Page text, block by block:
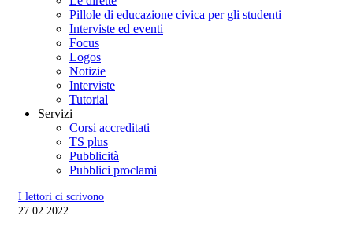
Pillole di educazione civica per gli studenti
Interviste ed eventi
Focus
Logos
Notizie
Interviste
Tutorial
Servizi
Corsi accreditati
TS plus
Pubblicità
Pubblici proclami
I lettori ci scrivono
27.02.2022